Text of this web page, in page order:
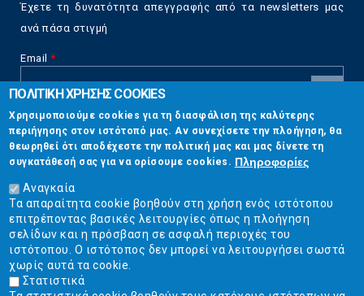
Έχετε τη δυνατότητα απεγγραφής από τα newsletters μας
ανά πάσα στιγμή
Email *
CAPTCHA
This
question is
for testing
whether or
not you are a
human visitor
and to
prevent
automated
spam
submissions.
Επικοινωνία
Στουρνάρη 17, Αθήνα 10683
2103304444
info@ekpizo.gr
www.ekpizo.gr
ΠΟΛΙΤΙΚΗ ΧΡΗΣΗΣ COOKIES
Χρησιμοποιούμε cookies για τη διασφάλιση της καλύτερης
περιήγησης στον ιστότοπό μας. Αν συνεχίσετε την πλοήγηση, θα
θεωρηθεί ότι αποδέχεστε την πολιτική μας και μας δίνετε τη
συγκατάθεσή σας για να ορίσουμε cookies. Πληροφορίες
Αναγκαία
Τα απαραίτητα cookie βοηθούν στη χρήση ενός ιστότοπου
επιτρέποντας βασικές λειτουργίες όπως η πλοήγηση
σελίδων και η πρόσβαση σε ασφαλή περιοχές του
ιστότοπου. Ο ιστότοπος δεν μπορεί να λειτουργήσει σωστά
χωρίς αυτά τα cookie.
Στατιστικά